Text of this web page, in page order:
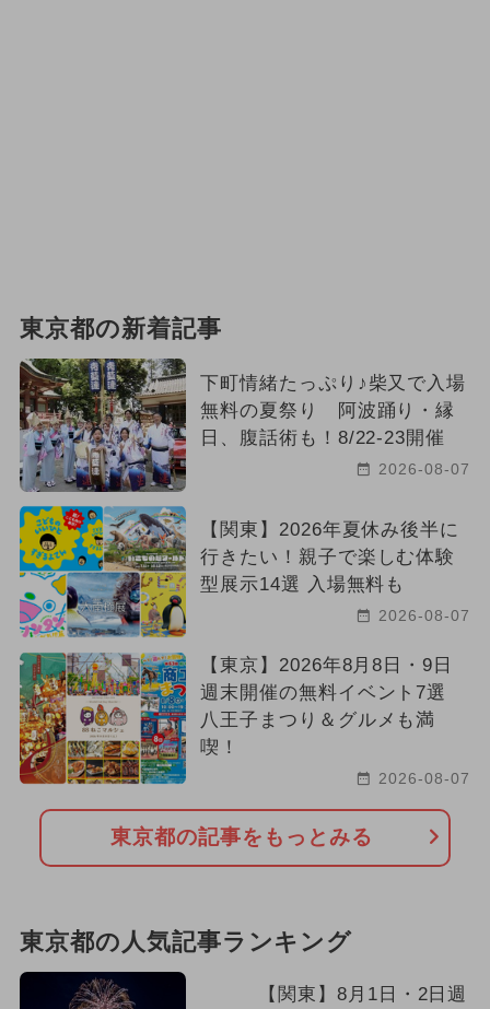
東京都の新着記事
下町情緒たっぷり♪柴又で入場
無料の夏祭り 阿波踊り・縁
日、腹話術も！8/22-23開催
2026-08-07
【関東】2026年夏休み後半に
行きたい！親子で楽しむ体験
型展示14選 入場無料も
2026-08-07
【東京】2026年8月8日・9日
週末開催の無料イベント7選
八王子まつり＆グルメも満
喫！
2026-08-07
東京都の記事をもっとみる
東京都の人気記事ランキング
【関東】8月1日・2日週